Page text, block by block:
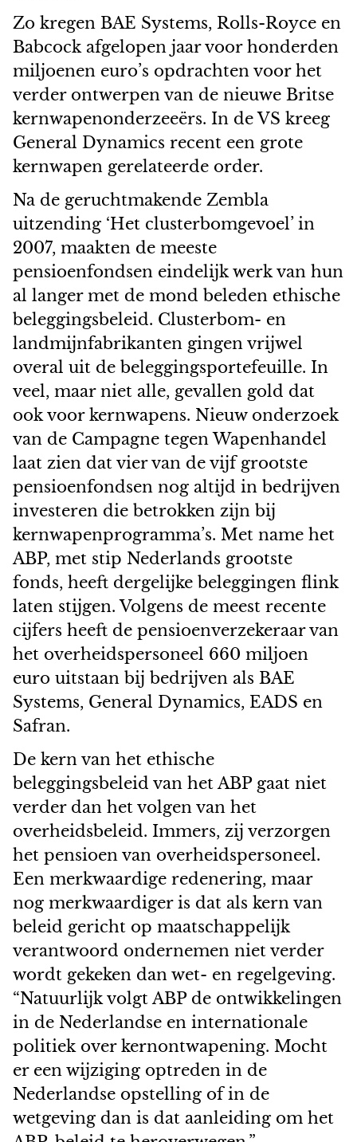
Zo kregen BAE Systems, Rolls-Royce en
Babcock afgelopen jaar voor honderden
miljoenen euro’s opdrachten voor het
verder ontwerpen van de nieuwe Britse
kernwapenonderzeeërs. In de VS kreeg
General Dynamics recent een grote
kernwapen gerelateerde order.
Na de geruchtmakende Zembla
uitzending ‘Het clusterbomgevoel’ in
2007, maakten de meeste
pensioenfondsen eindelijk werk van hun
al langer met de mond beleden ethische
beleggingsbeleid. Clusterbom- en
landmijnfabrikanten gingen vrijwel
overal uit de beleggingsportefeuille. In
veel, maar niet alle, gevallen gold dat
ook voor kernwapens. Nieuw onderzoek
van de Campagne tegen Wapenhandel
laat zien dat vier van de vijf grootste
pensioenfondsen nog altijd in bedrijven
investeren die betrokken zijn bij
kernwapenprogramma’s. Met name het
ABP, met stip Nederlands grootste
fonds, heeft dergelijke beleggingen flink
laten stijgen. Volgens de meest recente
cijfers heeft de pensioenverzekeraar van
het overheidspersoneel 660 miljoen
euro uitstaan bij bedrijven als BAE
Systems, General Dynamics, EADS en
Safran.
De kern van het ethische
beleggingsbeleid van het ABP gaat niet
verder dan het volgen van het
overheidsbeleid. Immers, zij verzorgen
het pensioen van overheidspersoneel.
Een merkwaardige redenering, maar
nog merkwaardiger is dat als kern van
beleid gericht op maatschappelijk
verantwoord ondernemen niet verder
wordt gekeken dan wet- en regelgeving.
“Natuurlijk volgt ABP de ontwikkelingen
in de Nederlandse en internationale
politiek over kernontwapening. Mocht
er een wijziging optreden in de
Nederlandse opstelling of in de
wetgeving dan is dat aanleiding om het